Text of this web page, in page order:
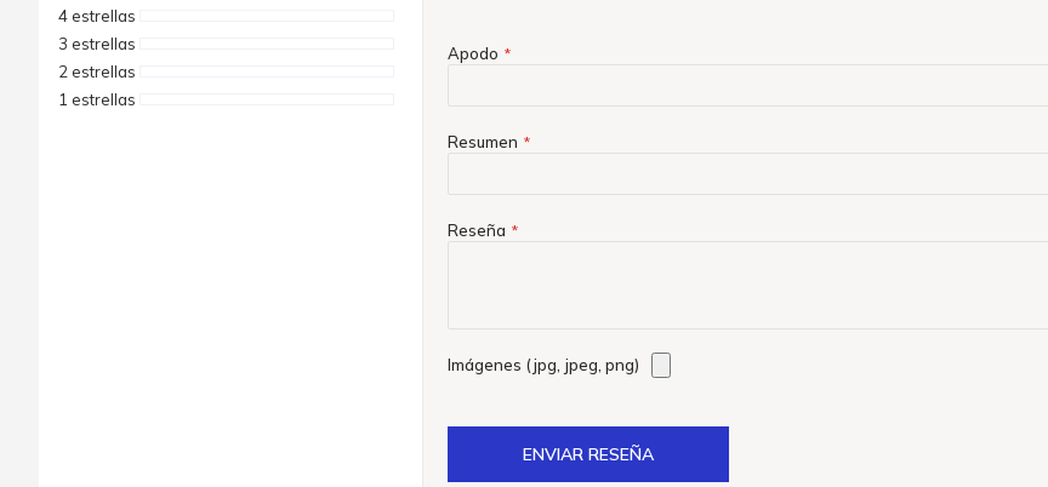
4 estrellas
3 estrellas
2 estrellas
1 estrellas
Apodo
Resumen
Reseña
Imágenes (jpg, jpeg, png)
ENVIAR RESEÑA